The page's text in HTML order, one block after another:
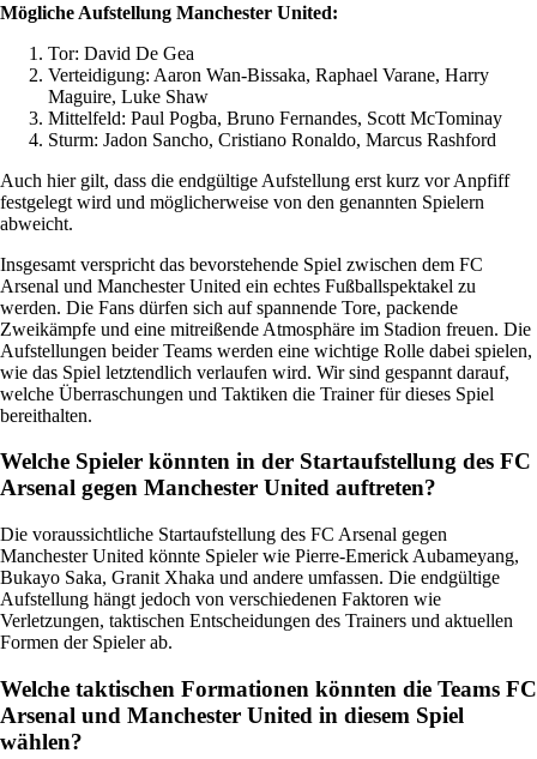
Mögliche Aufstellung Manchester United:
Tor: David De Gea
Verteidigung: Aaron Wan-Bissaka, Raphael Varane, Harry
Maguire, Luke Shaw
Mittelfeld: Paul Pogba, Bruno Fernandes, Scott McTominay
Sturm: Jadon Sancho, Cristiano Ronaldo, Marcus Rashford
Auch hier gilt, dass die endgültige Aufstellung erst kurz vor Anpfiff
festgelegt wird und möglicherweise von den genannten Spielern
abweicht.
Insgesamt verspricht das bevorstehende Spiel zwischen dem FC
Arsenal und Manchester United ein echtes Fußballspektakel zu
werden. Die Fans dürfen sich auf spannende Tore, packende
Zweikämpfe und eine mitreißende Atmosphäre im Stadion freuen. Die
Aufstellungen beider Teams werden eine wichtige Rolle dabei spielen,
wie das Spiel letztendlich verlaufen wird. Wir sind gespannt darauf,
welche Überraschungen und Taktiken die Trainer für dieses Spiel
bereithalten.
Welche Spieler könnten in der Startaufstellung des FC
Arsenal gegen Manchester United auftreten?
Die voraussichtliche Startaufstellung des FC Arsenal gegen
Manchester United könnte Spieler wie Pierre-Emerick Aubameyang,
Bukayo Saka, Granit Xhaka und andere umfassen. Die endgültige
Aufstellung hängt jedoch von verschiedenen Faktoren wie
Verletzungen, taktischen Entscheidungen des Trainers und aktuellen
Formen der Spieler ab.
Welche taktischen Formationen könnten die Teams FC
Arsenal und Manchester United in diesem Spiel
wählen?